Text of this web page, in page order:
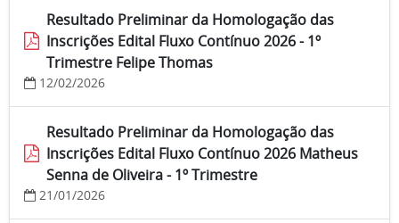
Resultado Preliminar da Homologação das
Inscrições Edital Fluxo Contínuo 2026 - 1º
Trimestre Felipe Thomas
12/02/2026
Resultado Preliminar da Homologação das
Inscrições Edital Fluxo Contínuo 2026 Matheus
Senna de Oliveira - 1º Trimestre
21/01/2026